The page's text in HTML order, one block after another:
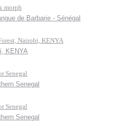
morph
de Barbarie - Sénégal
Nairobi, KENYA
KENYA
Senegal
Senegal
Senegal
Senegal